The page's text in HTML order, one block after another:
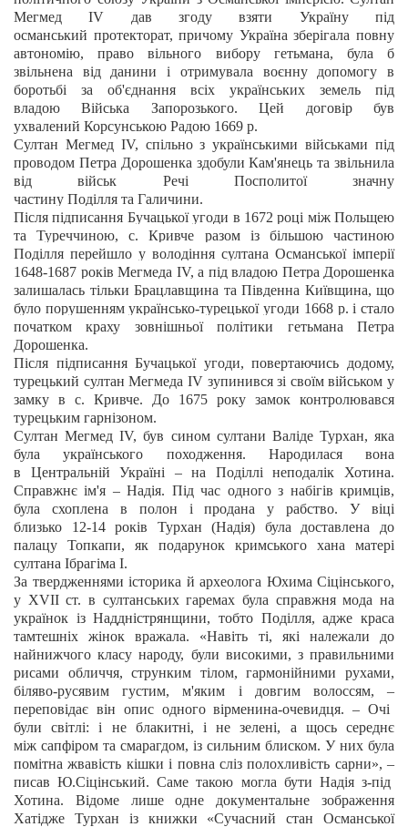
Мегмед IV дав згоду взяти Україну під
османський протекторат, причому Україна зберігала повну
автономію, право вільного вибору гетьмана, була б
звільнена від данини і отримувала воєнну допомогу в
боротьбі за об'єднання всіх українських земель під
владою Війська Запорозького. Цей договір був
ухвалений Корсунською Радою 1669 р.
Султан Мегмед IV, спільно з українськими військами під
проводом Петра Дорошенка здобули Кам'янець та звільнила
від військ Речі Посполитої значну
частину Поділля та Галичини.
Після підписання Бучацької угоди в 1672 році між Польщею
та Туреччиною, с. Кривче разом із більшою частиною
Поділля перейшло у володіння султана Османської імперії
1648-1687 років Мегмеда IV, а під владою Петра Дорошенка
залишалась тільки Брацлавщина та Південна Київщина, що
було порушенням українсько-турецької угоди 1668 р. і стало
початком краху зовнішньої політики гетьмана Петра
Дорошенка.
Після підписання Бучацької угоди, повертаючись додому,
турецький султанМегмеда IVзупинився зі своїм військом у
замку в с. Кривче. До 1675 року замок контролювався
турецьким гарнізоном.
Султан Мегмед IV, був сином султани Валіде Турхан, яка
була українського походження. Народилася вона
в Центральній Україні –на Поділлі неподалік Хотина.
Справжнє ім'я –Надія. Під час одного з набігів кримців,
була схоплена в полон і продана у рабство. У віці
близько 12-14 років Турхан (Надія) була доставлена до
палацу Топкапи, як подарунок кримського хана матері
султана Ібрагіма I.
За твердженнями історика й археолога Юхима Сіцінського,
у XVII ст. в султанських гаремах була справжня мода на
українок із Наддністрянщини, тобто Поділля, адже краса
тамтешніх жінок вражала. «Навіть ті, які належали до
найнижчого класу народу, були високими, з правильними
рисами обличчя, струнким тілом, гармонійними рухами,
біляво-русявим густим, м'яким і довгим волоссям, –
переповідає він опис одного вірменина-очевидця.– Очі
були світлі: і не блакитні, і не зелені, а щось середнє
між сапфіром та смарагдом, із сильним блиском. У них була
помітна жвавість кішки і повна сліз полохливість сарни», –
писав Ю.Сіцінський. Саме такою могла бути Надія з-під
Хотина. Відоме лише одне документальне зображення
Хатідже Турхан із книжки «Сучасний стан Османської